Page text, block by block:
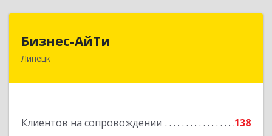
Бизнес-АйТи
Липецк
Клиентов на сопровождении
138
398008, Липецкая обл, Липецк г, 50 лет НЛМК